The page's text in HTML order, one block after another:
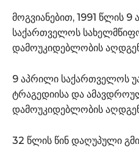
მოგვიანებით, 1991 წლის 9
საქართველოს
დამოუკიდებლობის
9 აპრილი საქართველოს
ტრაგედიისა და
დამოუკიდებლობის
32 წლის წინ დაღუპული